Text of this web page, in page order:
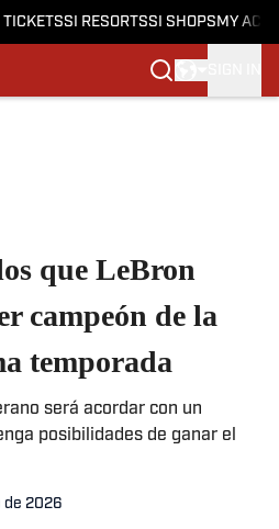
TICKETSSI RESORTSSI SHOPS MY
que LeBron
campeón de la
temporada
será acordar con un
posibilidades de ganar el
de 2026